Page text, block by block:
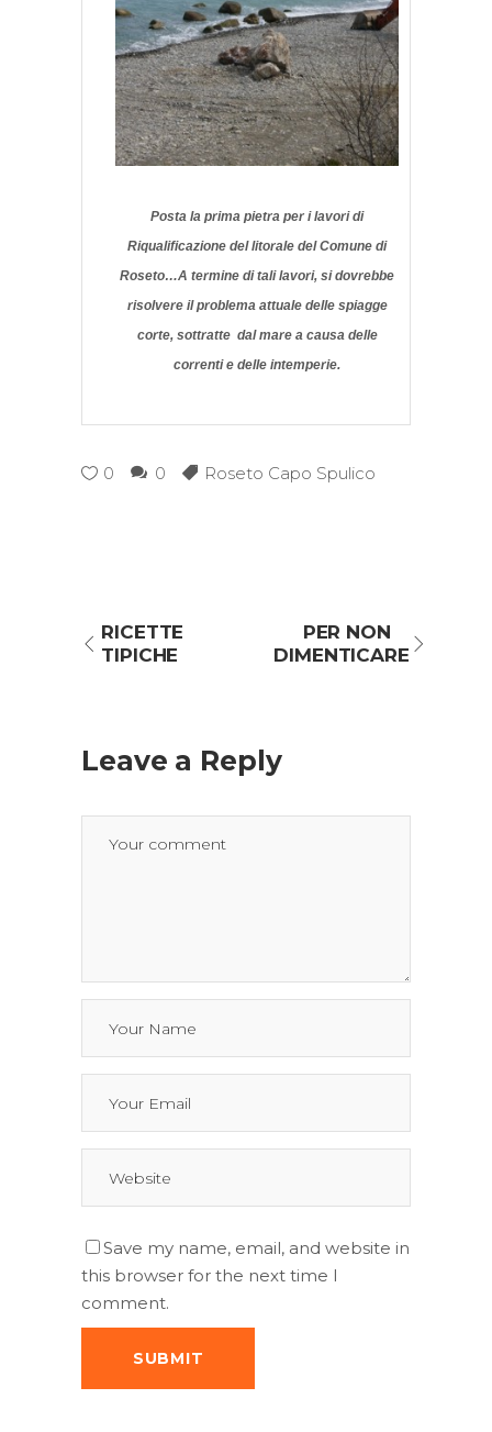
Posta la prima pietra per i lavori di
Riqualificazione del litorale del Comune di
Roseto…A termine di tali lavori, si dovrebbe
risolvere il problema attuale delle spiagge
corte, sottratte dal mare a causa delle
correnti e delle intemperie.
0 0 Roseto Capo Spulico
RICETTE
TIPICHE
PER NON
DIMENTICARE
Leave a Reply
Save my name, email, and website in
this browser for the next time I
comment.